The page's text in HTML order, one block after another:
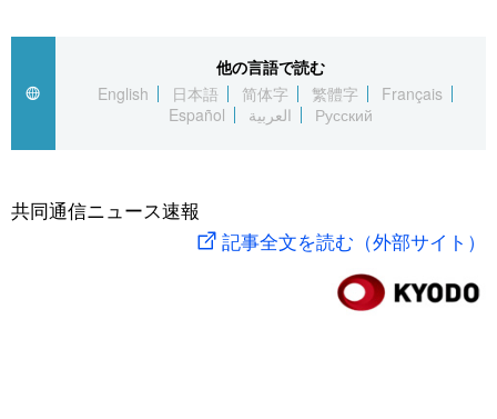
العربية
社会
旅と暮らし
社会
文化
科学・技術
暮らし
お知らせ
他の言語で読む
English
日本語 简体字 繁體字
Français
Español
العربية Русский
共同通信ニュース速報
記事全文を読む（外部サイト）